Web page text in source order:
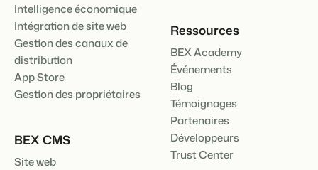
Intelligence économique
Intégration de site web
Gestion des canaux de
distribution
App Store
Gestion des propriétaires
BEX CMS
Site web
Ressources
BEX Academy
Événements
Blog
Témoignages
Partenaires
Développeurs
Trust Center